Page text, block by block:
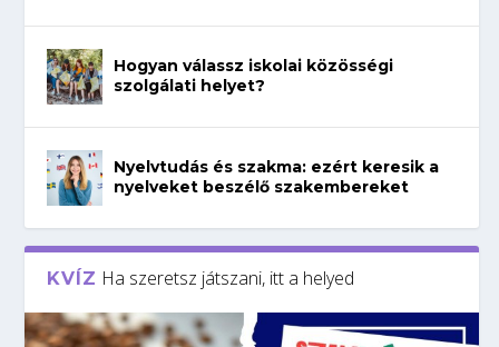
Hogyan válassz iskolai közösségi
szolgálati helyet?
Nyelvtudás és szakma: ezért keresik a
nyelveket beszélő szakembereket
KVÍZ Ha szeretsz játszani, itt a helyed